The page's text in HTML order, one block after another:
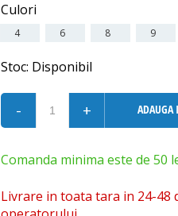
Culori
4 6 8 9
Stoc: Disponibil
- + ADAUGA
Comanda minima este de 50
Livrare in toata tara in 24-48